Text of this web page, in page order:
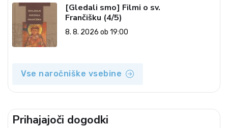
[Gledali smo] Filmi o sv.
Frančišku (4/5)
8. 8. 2026 ob 19:00
Vse naročniške vsebine
Prihajajoči dogodki